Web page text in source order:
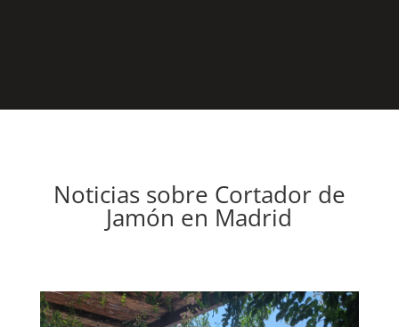
Noticias sobre Cortador de
Jamón en Madrid